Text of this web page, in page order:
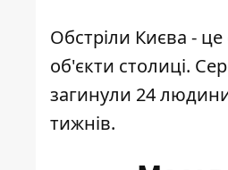
Обстріли Києва -
об'єкти столиці.
загинули 24
тижнів.